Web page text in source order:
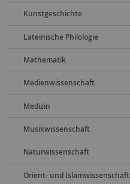
Kunstgeschichte
Lateinische Philologie
Mathematik
Medienwissenschaft
Medizin
Musikwissenschaft
Naturwissenschaft
Orient- und Islamwissenschaft